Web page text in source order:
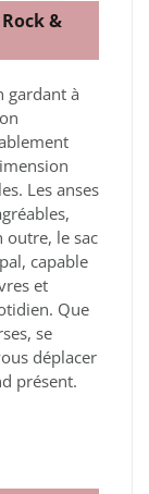
&
gardant à
Les anses
outre, le sac
capable
et
Que
se
déplacer
présent.